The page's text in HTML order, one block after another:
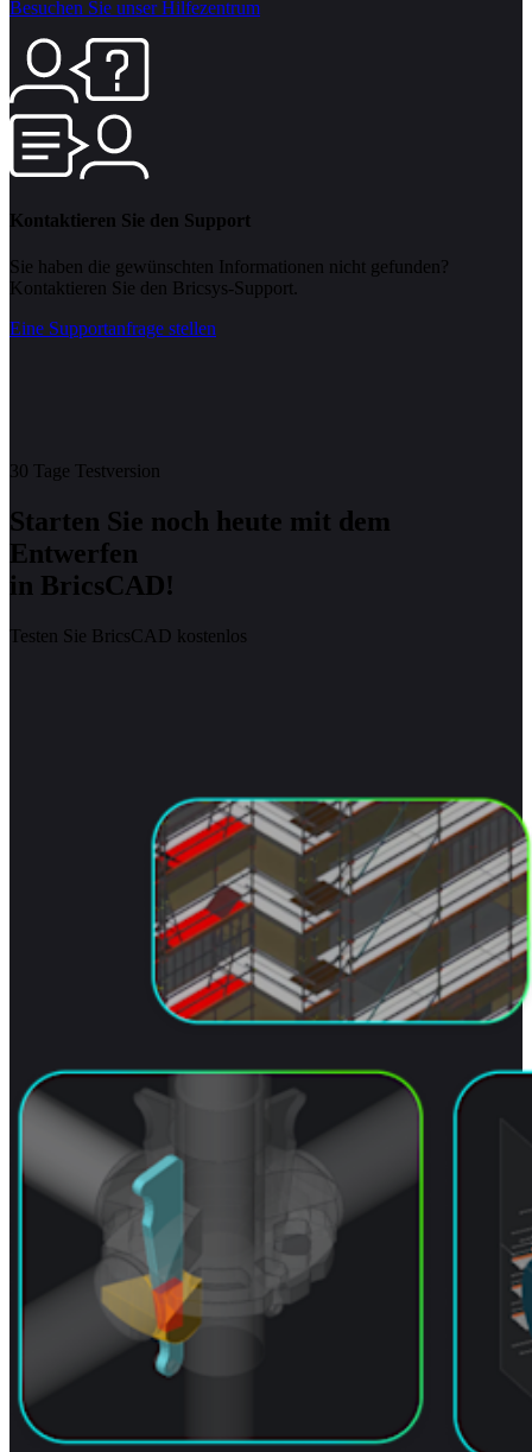
Besuchen Sie unser Hilfezentrum
Kontaktieren Sie den Support
Sie haben die gewünschten Informationen nicht gefunden?
Kontaktieren Sie den Bricsys-Support.
Eine Supportanfrage stellen
30 Tage Testversion
Starten Sie noch heute mit dem
Entwerfen
in BricsCAD!
Testen Sie BricsCAD kostenlos